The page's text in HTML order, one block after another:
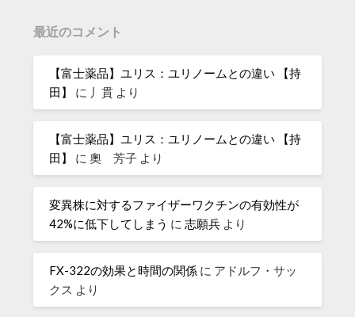
最近のコメント
【富士薬品】ユリス：ユリノームとの違い 【持
田】
に 丿貫 より
【富士薬品】ユリス：ユリノームとの違い 【持
田】
に奧 芳子 より
変異株に対するファイザーワクチンの有効性が
42%に低下してしまう に志願兵 より
FX-322の効果と時間の関係 に アドルフ・サッ
クス より